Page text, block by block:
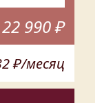
990 ₽
₽/месяц